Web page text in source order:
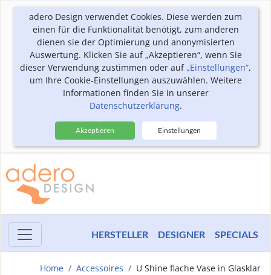
adero Design verwendet Cookies. Diese werden zum
einen für die Funktionalität benötigt, zum anderen
dienen sie der Optimierung und anonymisierten
Auswertung. Klicken Sie auf „Akzeptieren“, wenn Sie
dieser Verwendung zustimmen oder auf„Einstellungen“,
um Ihre Cookie-Einstellungen auszuwählen. Weitere
Informationen finden Sie in unserer
Datenschutzerklärung.
Akzeptieren Einstellungen
HERSTELLER DESIGNER SPECIALS
Home Accessoires U Shine flache Vase in Glasklar